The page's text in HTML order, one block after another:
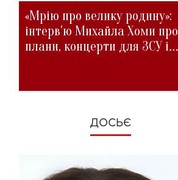
«Мрію про велику родину»:
інтерв'ю Михайла Хоми про
плани, концерти для ЗСУ і
ДОСЬЄ